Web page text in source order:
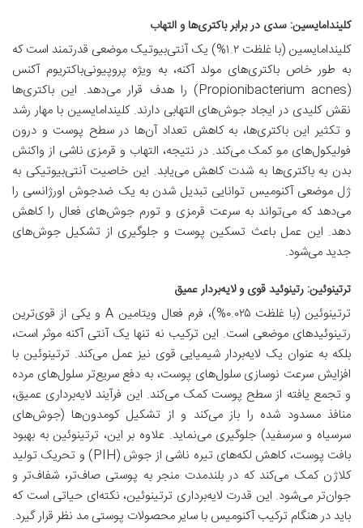
کلیندامایسین: سدی در برابر باکتری‌ها و التهاب
کلیندامایسین (با غلظت ۱.۲%) یک آنتی‌بیوتیک موضعی قدرتمند است که
به طور خاص باکتری‌های مولد آکنه، به ویژه پروپیونی‌باکتریوم آکنس
(Propionibacterium acnes) را هدف قرار می‌دهد. این باکتری‌ها
نقش کلیدی در ایجاد جوش‌های التهابی دارند. کلیندامایسین با مهار رشد
و تکثیر این باکتری‌ها، به کاهش تعداد آن‌ها در سطح پوست و درون
فولیکول‌های مو کمک می‌کند. در نتیجه، التهاب و قرمزی ناشی از واکنش
بدن به باکتری‌ها به شدت کاهش می‌یابد. این خاصیت آنتی‌بیوتیکی به
ژل موضعی آکنومیس توانایی تبدیل شدن به یک ضدجوش اورژانسی را
می‌دهد که می‌تواند به سرعت قرمزی و تورم جوش‌های فعال را کاهش
دهد. این عمل باعث تسکین پوست و جلوگیری از تشکیل جوش‌های
جدید می‌شود.
ترتینوئین: رتینوئید قوی و لایه‌بردار عمیق
ترتینوئین (با غلظت ۰.۰۲۵%)، فرم فعال ویتامین A و یکی از قوی‌ترین
رتینوئیدهای موضعی است. این ترکیب نه تنها یک آنتی آکنه موثر است،
بلکه به عنوان یک لایه‌بردار شیمیایی قوی نیز عمل می‌کند. ترتینوئین با
افزایش سرعت نوسازی سلول‌های پوست، به دفع سریع‌تر سلول‌های مرده
و تجمع یافته از سطح پوست کمک می‌کند. این فرآیند لایه‌برداری عمیق،
منافذ مسدود شده را باز می‌کند و از تشکیل کومدون‌ها (جوش‌های
سرسیاه و سرسفید) جلوگیری می‌نماید. علاوه بر این، ترتینوئین به بهبود
بافت پوست، کاهش لکه‌های تیره ناشی از جوش (PIH) و تحریک تولید
کلاژن کمک می‌کند که در بلندمدت منجر به پوستی صاف‌تر، شفاف‌تر و
جوان‌تر می‌شود. این قدرت لایه‌برداری ترتینوئین، نکته‌ای حیاتی است که
باید در هنگام ترکیب آکنومیس با سایر محصولات پوستی مد نظر قرار گیرد.